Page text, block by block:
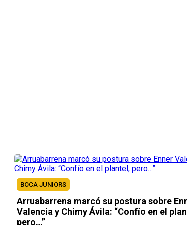
BOCA JUNIORS
Arruabarrena marcó su postura sobre
Valencia y Chimy Ávila: “Confío en el
pero…”